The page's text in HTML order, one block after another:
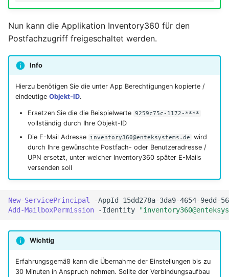
Nun kann die Applikation Inventory360 für den
Postfachzugriff freigeschaltet werden.
Info
Hierzu benötigen Sie die unter App Berechtigungen kopierte /
eindeutige Objekt-ID.
Ersetzen Sie die die Beispielwerte 9259c75c-1172-****
vollständig durch Ihre Objekt-ID
Die E-Mail Adresse
inventory360@enteksystems.de
wird
durch Ihre gewünschte Postfach- oder Benutzeradresse /
UPN ersetzt, unter welcher Inventory360 später E-Mails
versenden soll
New-ServicePrincipal -AppId 15dd278a-3da9-4654-9edd -
Add-MailboxPermission
-Identity
Wichtig
Erfahrungsgemäß kann die Übernahme der Einstellungen bis zu
30 Minuten in Anspruch nehmen. Sollte der Verbindungsaufbau